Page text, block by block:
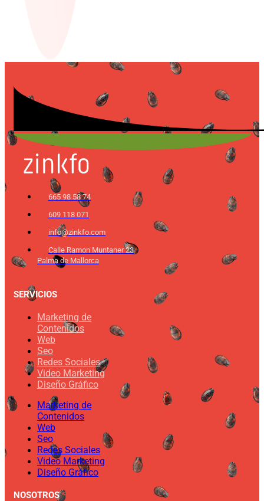
665 98 58 74
609 118 071
info@zinkfo.com
Calle Ramon Muntaner 23
Palma de Mallorca
SERVICIOS
Marketing de
Contenidos
Web
Seo
Redes Sociales
Video Marketing
Diseño Gráfico
Marketing de
Contenidos
Web
Seo
Redes Sociales
Video Marketing
Diseño Gráfico
NOSOTROS